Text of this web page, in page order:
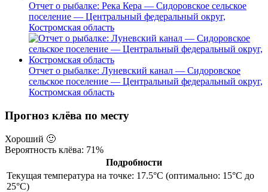
Отчет о рыбалке: Река Кера — Сидоровское сельское
поселение — Центральный федеральный округ,
Костромская область
Отчет о рыбалке: Луневский канал — Сидоровское
сельское поселение — Центральный федеральный округ,
Костромская область
Прогноз клёва по месту
Хороший 🙂
Вероятность клёва: 71%
Подробности
Текущая температура на точке: 17.5°C (оптимально: 15°C до
25°C)